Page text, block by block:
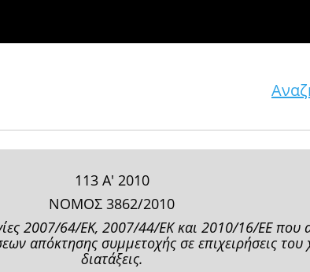
113 Α' 2010
ΝΟΜΟΣ 3862/2010
2007/64/ΕΚ, 2007/44/ΕΚ και 2010/16/ΕΕ
απόκτησης συμμετοχής σε επιχειρήσεις
διατάξεις.